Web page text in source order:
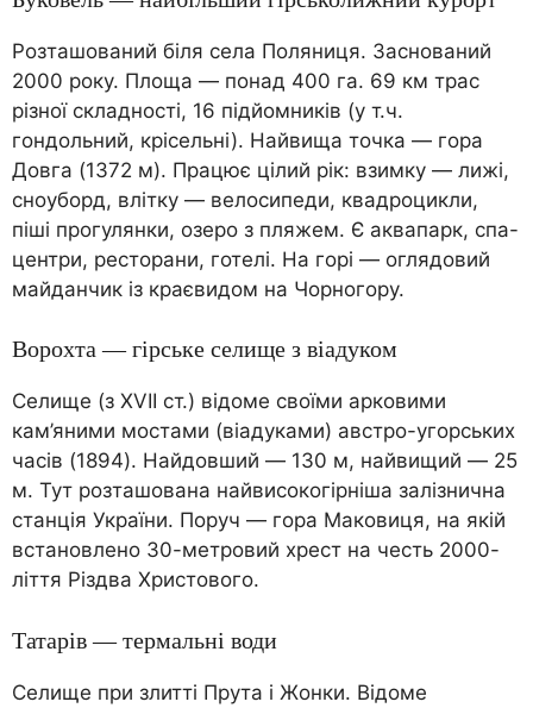
Розташований біля села Поляниця. Заснований
2000 року. Площа — понад 400 га. 69 км трас
різної складності, 16 підйомників (у т.ч.
гондольний, крісельні). Найвища точка — гора
Довга (1372 м). Працює цілий рік: взимку — лижі,
сноуборд, влітку — велосипеди, квадроцикли,
піші прогулянки, озеро з пляжем. Є аквапарк, спа-
центри, ресторани, готелі. На горі — оглядовий
майданчик із краєвидом на Чорногору.
Ворохта — гірське селище з віадуком
Селище (з XVII ст.) відоме своїми арковими
кам’яними мостами (віадуками) австро-угорських
часів (1894). Найдовший — 130 м, найвищий — 25
м. Тут розташована найвисокогірніша залізнична
станція України. Поруч — гора Маковиця, на якій
встановлено 30-метровий хрест на честь 2000-
ліття Різдва Христового.
Татарів — термальні води
Селище при злитті Прута і Жонки. Відоме